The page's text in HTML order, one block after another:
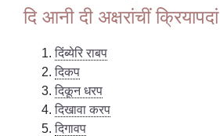
दि आनी दी अक्षरांचीं क्रियापदां
दिंब्येरि राबप
दिकप
दिकून धरप
दिखावा करप
दिगावप